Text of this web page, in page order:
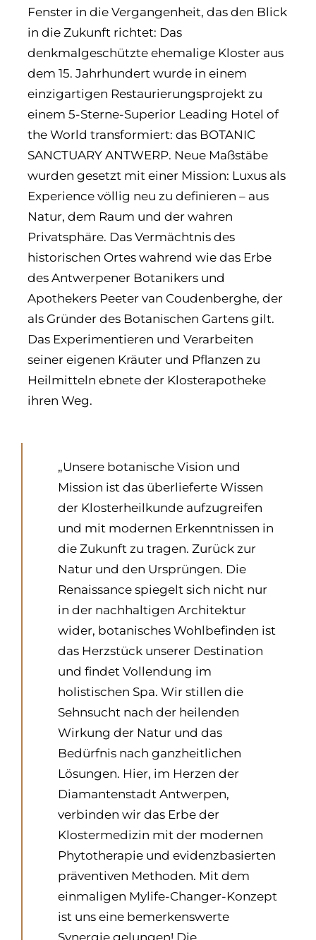
Fenster in die Vergangenheit, das den Blick
in die Zukunft richtet: Das
denkmalgeschützte ehemalige Kloster aus
dem 15. Jahrhundert wurde in einem
einzigartigen Restaurierungsprojekt zu
einem 5-Sterne-Superior Leading Hotel of
the World transformiert: das BOTANIC
SANCTUARY ANTWERP. Neue Maßstäbe
wurden gesetzt mit einer Mission: Luxus als
Experience völlig neu zu definieren – aus
Natur, dem Raum und der wahren
Privatsphäre. Das Vermächtnis des
historischen Ortes wahrend wie das Erbe
des Antwerpener Botanikers und
Apothekers Peeter van Coudenberghe, der
als Gründer des Botanischen Gartens gilt.
Das Experimentieren und Verarbeiten
seiner eigenen Kräuter und Pflanzen zu
Heilmitteln ebnete der Klosterapotheke
ihren Weg.
„Unsere botanische Vision und
Mission ist das überlieferte Wissen
der Klosterheilkunde aufzugreifen
und mit modernen Erkenntnissen in
die Zukunft zu tragen. Zurück zur
Natur und den Ursprüngen. Die
Renaissance spiegelt sich nicht nur
in der nachhaltigen Architektur
wider, botanisches Wohlbefinden ist
das Herzstück unserer Destination
und findet Vollendung im
holistischen Spa. Wir stillen die
Sehnsucht nach der heilenden
Wirkung der Natur und das
Bedürfnis nach ganzheitlichen
Lösungen. Hier, im Herzen der
Diamantenstadt Antwerpen,
verbinden wir das Erbe der
Klostermedizin mit der modernen
Phytotherapie und evidenzbasierten
präventiven Methoden. Mit dem
einmaligen Mylife-Changer-Konzept
ist uns eine bemerkenswerte